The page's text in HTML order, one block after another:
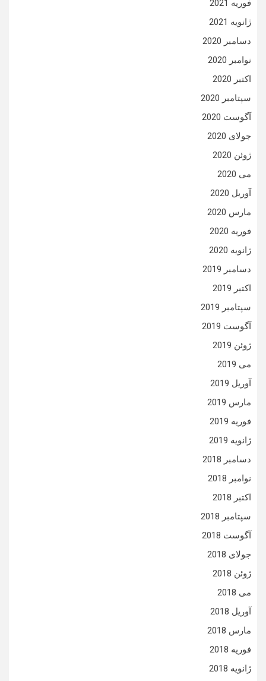
فوریه 2021
ژانویه 2021
دسامبر 2020
نوامبر 2020
اکتبر 2020
سپتامبر 2020
آگوست 2020
جولای 2020
ژوئن 2020
می 2020
آوریل 2020
مارس 2020
فوریه 2020
ژانویه 2020
دسامبر 2019
اکتبر 2019
سپتامبر 2019
آگوست 2019
ژوئن 2019
می 2019
آوریل 2019
مارس 2019
فوریه 2019
ژانویه 2019
دسامبر 2018
نوامبر 2018
اکتبر 2018
سپتامبر 2018
آگوست 2018
جولای 2018
ژوئن 2018
می 2018
آوریل 2018
مارس 2018
فوریه 2018
ژانویه 2018